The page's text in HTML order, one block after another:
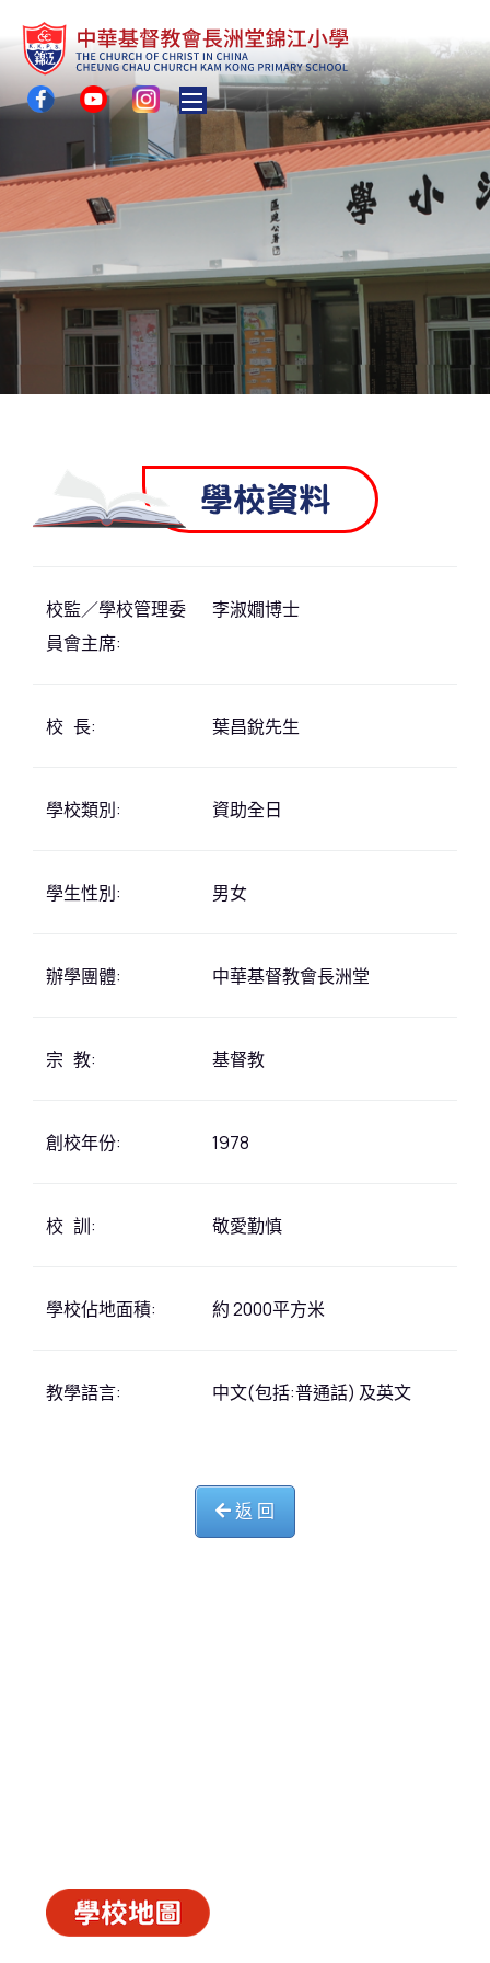
Toggle main menu visibility
學校資料
校監／學校管理委
員會主席:
李淑嫺博士
校 長: 葉昌銳先生
學校類別: 資助全日
學生性別: 男女
辦學團體: 中華基督教會長洲堂
宗 教: 基督教
創校年份: 1978
校 訓: 敬愛勤慎
學校佔地面積: 約 2000平方米
教學語言: 中文(包括:普通話) 及英文
返 回